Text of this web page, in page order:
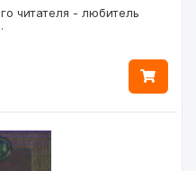
читателя - любитель